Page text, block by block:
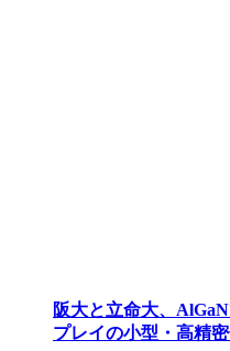
阪大と立命大、
プレイの小型・高精